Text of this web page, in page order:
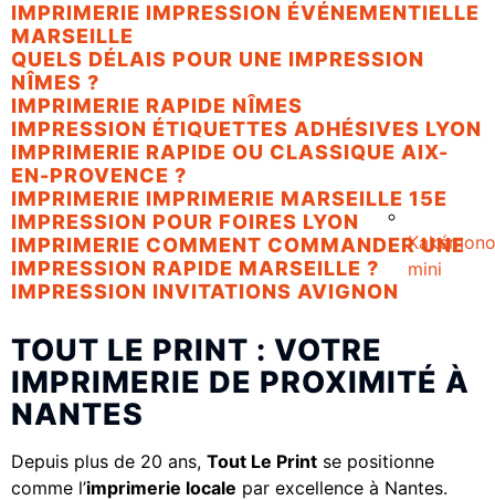
Kakémono
mini
IMPRIMERIE IMPRESSION ÉVÉNEMENTIELLE
MARSEILLE
QUELS DÉLAIS POUR UNE IMPRESSION
NÎMES ?
IMPRIMERIE RAPIDE NÎMES
IMPRESSION ÉTIQUETTES ADHÉSIVES LYON
IMPRIMERIE RAPIDE OU CLASSIQUE AIX-
EN-PROVENCE ?
IMPRIMERIE IMPRIMERIE MARSEILLE 15E
IMPRESSION POUR FOIRES LYON
IMPRIMERIE COMMENT COMMANDER UNE
IMPRESSION RAPIDE MARSEILLE ?
IMPRESSION INVITATIONS AVIGNON
TOUT LE PRINT : VOTRE
IMPRIMERIE DE PROXIMITÉ À
NANTES
Depuis plus de 20 ans, Tout Le Print se positionne
comme l’imprimerie locale par excellence à Nantes.